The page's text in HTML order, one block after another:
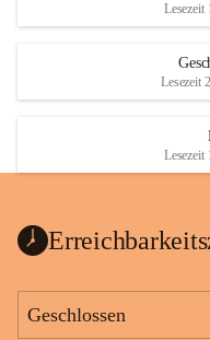
Lesezeit
Lesezeit
Lesezeit
Geschlossen